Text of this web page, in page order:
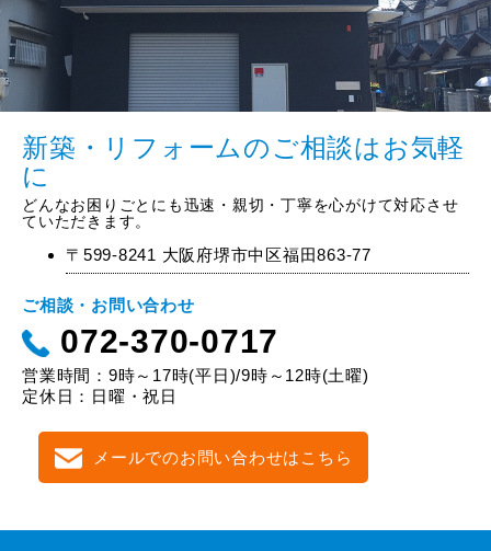
新築・リフォームのご相談はお気軽
に
どんなお困りごとにも迅速・親切・丁寧を心がけて対応させ
ていただきます。
〒599-8241 大阪府堺市中区福田863-77
ご相談・お問い合わせ
072-370-0717
営業時間：9時～17時(平日)/9時～12時(土曜)
定休日：日曜・祝日
メールでのお問い合わせはこちら